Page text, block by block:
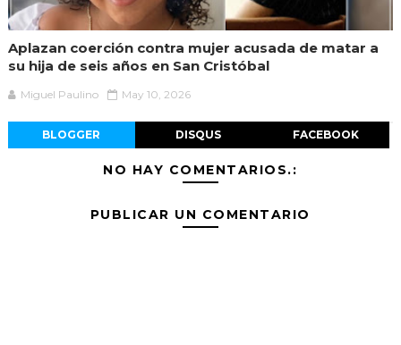
Aplazan coerción contra mujer acusada de matar a
su hija de seis años en San Cristóbal
Miguel Paulino May 10, 2026
BLOGGER DISQUS FACEBOOK
NO HAY COMENTARIOS.:
PUBLICAR UN COMENTARIO